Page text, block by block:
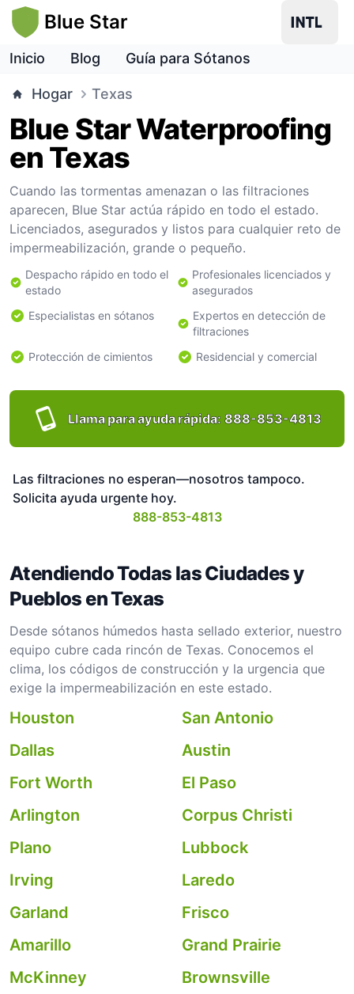
Blue Star
Inicio Blog Guía para Sótanos
Hogar Texas
Blue Star Waterproofing
en Texas
Cuando las tormentas amenazan o las filtraciones
aparecen, Blue Star actúa rápido en todo el estado.
Licenciados, asegurados y listos para cualquier reto de
impermeabilización, grande o pequeño.
Despacho rápido en todo el
estado
Profesionales licenciados y
asegurados
Especialistas en sótanos
Expertos en detección de
filtraciones
Protección de cimientos
Residencial y comercial
Llama para ayuda rápida: 888-853-4813
Las filtraciones no esperan—nosotros tampoco.
Solicita ayuda urgente hoy.
888-853-4813
Atendiendo Todas las Ciudades y
Pueblos en Texas
Desde sótanos húmedos hasta sellado exterior, nuestro
equipo cubre cada rincón de Texas. Conocemos el
clima, los códigos de construcción y la urgencia que
exige la impermeabilización en este estado.
Houston
San Antonio
Dallas
Austin
Fort Worth
El Paso
Arlington
Corpus Christi
Plano
Lubbock
Irving
Laredo
Garland
Frisco
Amarillo
Grand Prairie
McKinney
Brownsville